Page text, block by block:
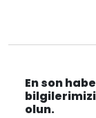
En son
bilgilerimizi
olun.